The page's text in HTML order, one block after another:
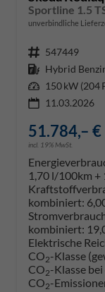
unverbindliche
Fahrzeugnr. 547449
Kraftstoff Hybrid
Leistung 150 kW (204
11.03.2026
51.784,– €
incl. 19% MwSt.
1,70 l/100km
kombiniert:
kombiniert:
Elektrische
CO2-Klasse
CO2-Klasse
CO2-